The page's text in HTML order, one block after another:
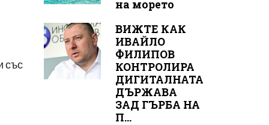
със
на морето
ВИЖТЕ КАК
ИВАЙЛО
ФИЛИПОВ
КОНТРОЛИРА
ДИГИТАЛНАТА
ДЪРЖАВА
ЗАД ГЪРБА НА
П...